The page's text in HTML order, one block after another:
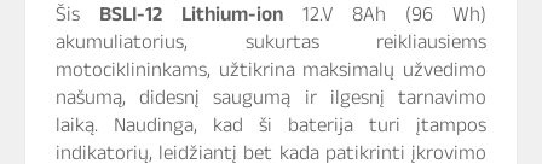
Šis BSLI-12 Lithium-ion12.V 8Ah (96 Wh)
akumuliatorius, sukurtas reikliausiems
motociklininkams, užtikrina maksimalų užvedimo
našumą, didesnį saugumą ir ilgesnį tarnavimo
laiką. Naudinga, kad ši baterija turi įtampos
indikatorių, leidžiantį bet kada patikrinti įkrovimo